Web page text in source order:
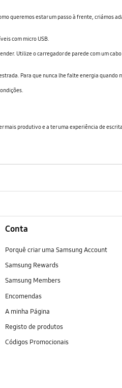
queremos estar um passo à frente, criámos
com micro USB.
Utilize o carregador de parede com um
Para que nunca lhe falte energia quando
mais produtivo e a ter uma experiência de
Conta
Porquê criar uma Samsung Account
Samsung Rewards
Samsung Members
Encomendas
A minha Página
Registo de produtos
Códigos Promocionais